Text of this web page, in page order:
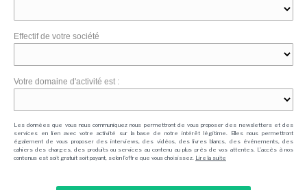
Effectif de votre société
Votre domaine d'activité est :
Les données que vous nous communiquez nous permettront de vous proposer des newsletters et des
services en lien avec votre activité sur la base de notre intérêt légitime. Elles nous permettront
également de vous proposer des interviews, des vidéos, des livres blancs, des événements, des
cahiers des charges, des produits ou services au contenu au plus près de vos attentes. L'accès à nos
contenus est soit gratuit soit payant, selon l'offre que vous choisissez. Lire la suite